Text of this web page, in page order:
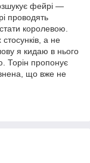
фейрі —
проводять
королевою.
а не
я кидаю в нього
Торін пропонує
що вже не